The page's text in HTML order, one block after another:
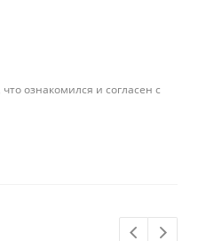
ознакомился и согласен с